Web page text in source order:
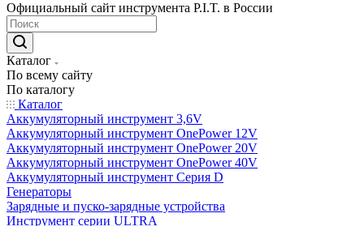
Официальный сайт инструмента P.I.T. в России
Каталог
По всему сайту
По каталогу
Каталог
Аккумуляторный инструмент 3,6V
Аккумуляторный инструмент OnePower 12V
Аккумуляторный инструмент OnePower 20V
Аккумуляторный инструмент OnePower 40V
Аккумуляторный инструмент Серия D
Генераторы
Зарядные и пуско-зарядные устройства
Инструмент серии ULTRA